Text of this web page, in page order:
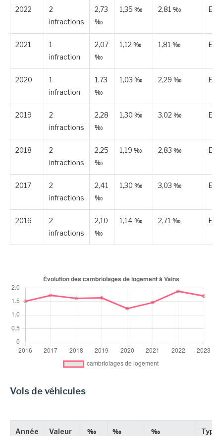
2022
2
infractions
2,73
‰
1,35 ‰ 2,81 ‰
2021
1
infraction
2,07
‰
1,12 ‰ 1,81 ‰
2020
1
infraction
1,73
‰
1,03 ‰ 2,29 ‰
2019
2
infractions
2,28
‰
1,30 ‰ 3,02 ‰
2018
2
infractions
2,25
‰
1,19 ‰ 2,83 ‰
2017
2
infractions
2,41
‰
1,30 ‰ 3,03 ‰
2016
2
infractions
2,10
‰
1,14 ‰ 2,71 ‰
Vols de véhicules
Année Valeur ‰
‰
‰
Type